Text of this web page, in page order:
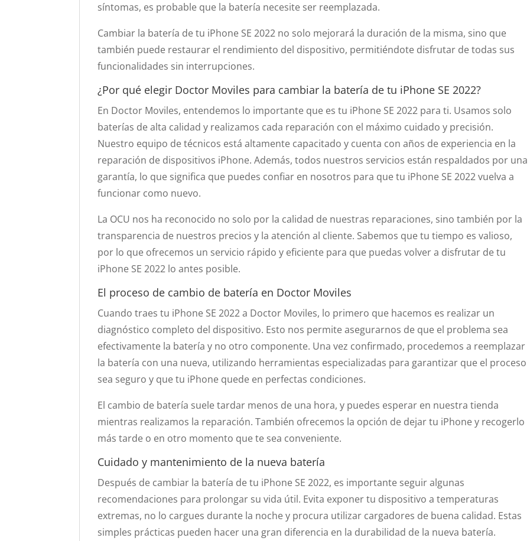
síntomas, es probable que la batería necesite ser reemplazada.
Cambiar la batería de tu iPhone SE 2022 no solo mejorará la duración de la misma, sino que
también puede restaurar el rendimiento del dispositivo, permitiéndote disfrutar de todas sus
funcionalidades sin interrupciones.
¿Por qué elegir Doctor Moviles para cambiar la batería de tu iPhone SE 2022?
En Doctor Moviles, entendemos lo importante que es tu iPhone SE 2022 para ti. Usamos solo
baterías de alta calidad y realizamos cada reparación con el máximo cuidado y precisión.
Nuestro equipo de técnicos está altamente capacitado y cuenta con años de experiencia en la
reparación de dispositivos iPhone. Además, todos nuestros servicios están respaldados por una
garantía, lo que significa que puedes confiar en nosotros para que tu iPhone SE 2022 vuelva a
funcionar como nuevo.
La OCU nos ha reconocido no solo por la calidad de nuestras reparaciones, sino también por la
transparencia de nuestros precios y la atención al cliente. Sabemos que tu tiempo es valioso,
por lo que ofrecemos un servicio rápido y eficiente para que puedas volver a disfrutar de tu
iPhone SE 2022 lo antes posible.
El proceso de cambio de batería en Doctor Moviles
Cuando traes tu iPhone SE 2022 a Doctor Moviles, lo primero que hacemos es realizar un
diagnóstico completo del dispositivo. Esto nos permite asegurarnos de que el problema sea
efectivamente la batería y no otro componente. Una vez confirmado, procedemos a reemplazar
la batería con una nueva, utilizando herramientas especializadas para garantizar que el proceso
sea seguro y que tu iPhone quede en perfectas condiciones.
El cambio de batería suele tardar menos de una hora, y puedes esperar en nuestra tienda
mientras realizamos la reparación. También ofrecemos la opción de dejar tu iPhone y recogerlo
más tarde o en otro momento que te sea conveniente.
Cuidado y mantenimiento de la nueva batería
Después de cambiar la batería de tu iPhone SE 2022, es importante seguir algunas
recomendaciones para prolongar su vida útil. Evita exponer tu dispositivo a temperaturas
extremas, no lo cargues durante la noche y procura utilizar cargadores de buena calidad. Estas
simples prácticas pueden hacer una gran diferencia en la durabilidad de la nueva batería.